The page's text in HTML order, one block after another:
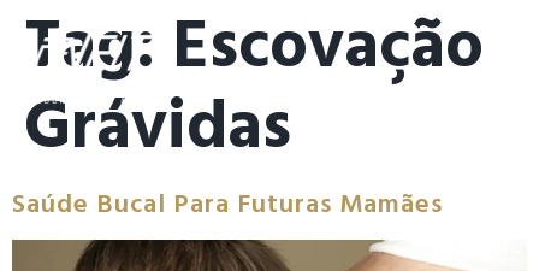
Tag: Escovação
Grávidas
Saúde Bucal Para Futuras Mamães